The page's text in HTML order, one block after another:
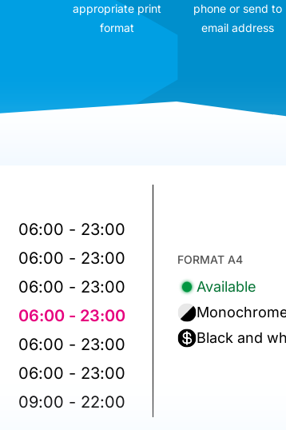
appropriate print
format
phone or send to
email address
06:00 - 23:00
06:00 - 23:00
06:00 - 23:00
06:00 - 23:00
06:00 - 23:00
06:00 - 23:00
09:00 - 22:00
FORMAT A4
Available
Black and